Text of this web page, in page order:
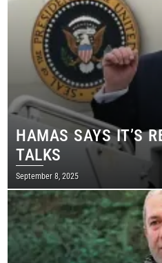
HAMAS SAYS IT’S
TALKS
September 8, 2025